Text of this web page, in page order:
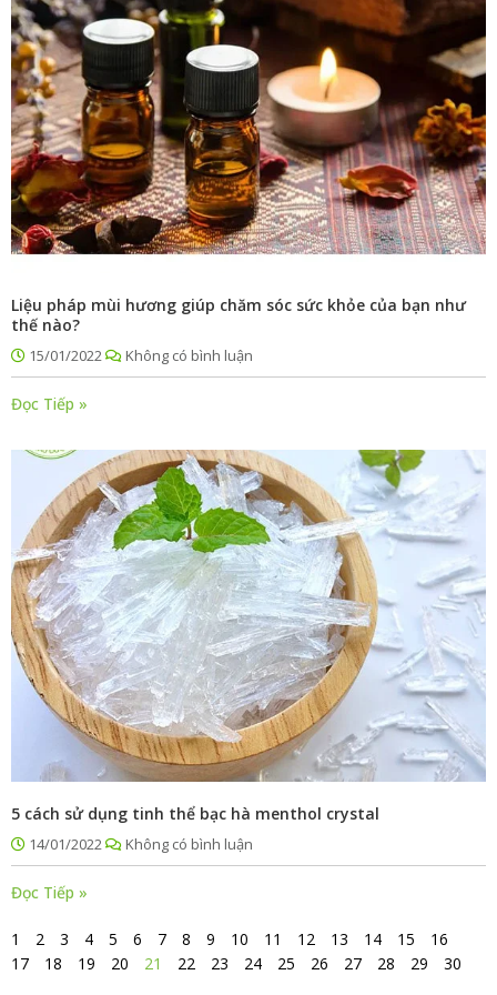
Liệu pháp mùi hương giúp chăm sóc sức khỏe của bạn như
thế nào?
15/01/2022 Không có bình luận
Đọc Tiếp »
5 cách sử dụng tinh thể bạc hà menthol crystal
14/01/2022 Không có bình luận
Đọc Tiếp »
1 2 3 4 5 6 7 8 9 10 11 12 13 14 15
16
17
18 19 20 21 22 23 24 25 26 27 28 29 30